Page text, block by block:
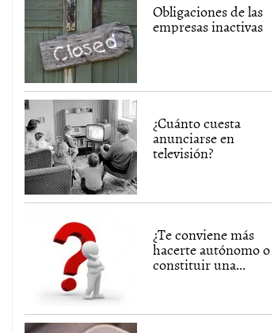
Obligaciones de las
empresas inactivas
¿Cuánto cuesta
anunciarse en
televisión?
¿Te conviene más
hacerte autónomo o
constituir una...